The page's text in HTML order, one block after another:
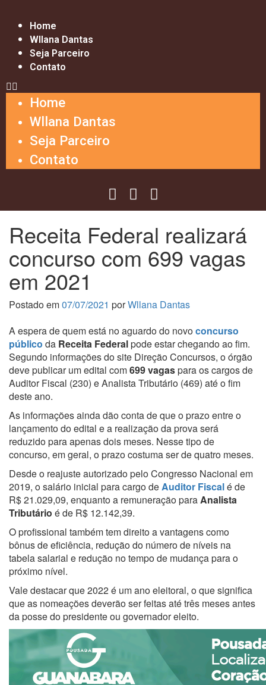
Home
Wllana Dantas
Seja Parceiro
Contato
Home
Wllana Dantas
Seja Parceiro
Contato
Receita Federal realizará
concurso com 699 vagas
em 2021
Postado em07/07/2021 porWllana Dantas
A espera de quem está no aguardo do novoconcurso
público da Receita Federalpode estar chegando ao fim.
Segundo informações do site Direção Concursos, o órgão
deve publicar um edital com699 vagaspara os cargos de
Auditor Fiscal (230) e Analista Tributário (469) até o fim
deste ano.
As informações ainda dão conta de que o prazo entre o
lançamento do edital e a realização da prova será
reduzido para apenas dois meses. Nesse tipo de
concurso, em geral, o prazo costuma ser de quatro meses.
Desde o reajuste autorizado pelo Congresso Nacional em
2019, o salário inicial para cargo deAuditor Fiscalé de
R$ 21.029,09, enquanto a remuneração paraAnalista
Tributário é de R$ 12.142,39.
O profissional também tem direito a vantagens como
bônus de eficiência, redução do número de níveis na
tabela salarial e redução no tempo de mudança para o
próximo nível.
Vale destacar que 2022 é um ano eleitoral, o que significa
que as nomeações deverão ser feitas até três meses antes
da posse do presidente ou governador eleito.